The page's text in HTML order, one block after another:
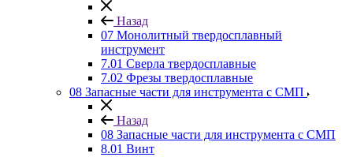
Назад
07 Монолитный твердосплавный
инструмент
7.01 Сверла твердосплавные
7.02 Фрезы твердосплавные
08 Запасные части для инструмента с СМП
Назад
08 Запасные части для инструмента с СМП
8.01 Винт